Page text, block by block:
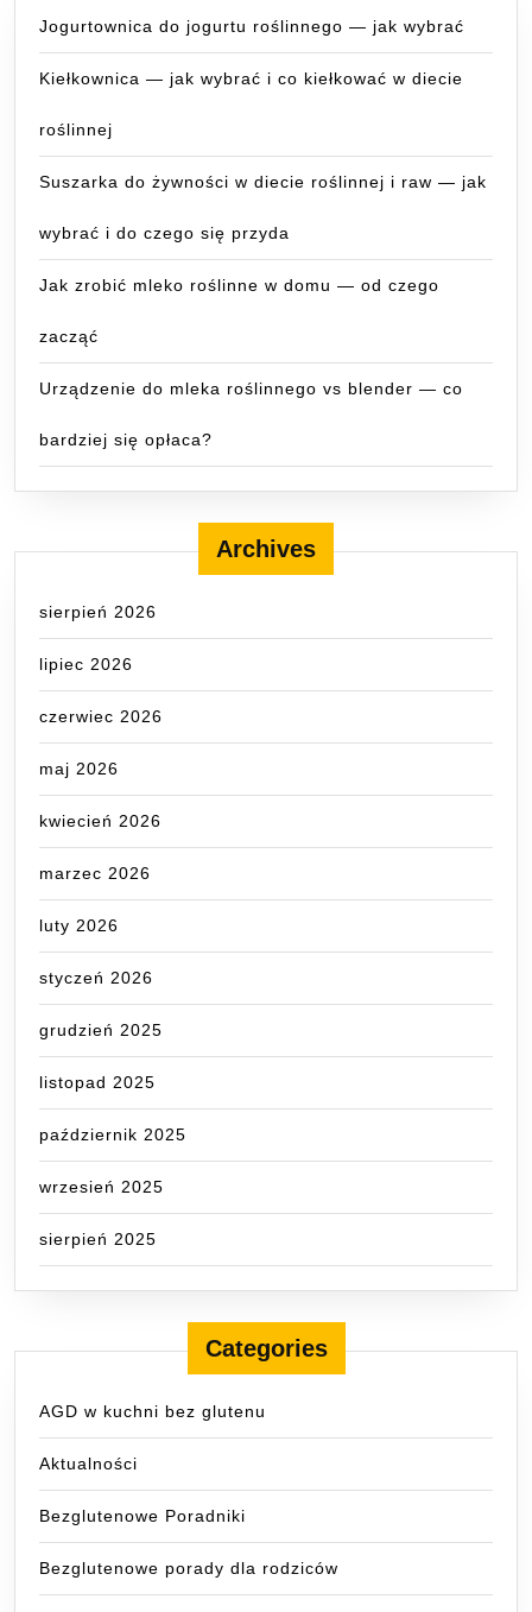
Jogurtownica do jogurtu roślinnego — jak wybrać
Kiełkownica — jak wybrać i co kiełkować w diecie
roślinnej
Suszarka do żywności w diecie roślinnej i raw — jak
wybrać i do czego się przyda
Jak zrobić mleko roślinne w domu — od czego
zacząć
Urządzenie do mleka roślinnego vs blender — co
bardziej się opłaca?
Archives
sierpień 2026
lipiec 2026
czerwiec 2026
maj 2026
kwiecień 2026
marzec 2026
luty 2026
styczeń 2026
grudzień 2025
listopad 2025
październik 2025
wrzesień 2025
sierpień 2025
Categories
AGD w kuchni bez glutenu
Aktualności
Bezglutenowe Poradniki
Bezglutenowe porady dla rodziców